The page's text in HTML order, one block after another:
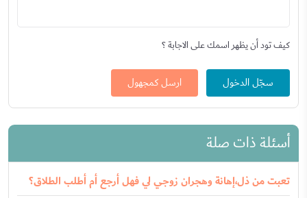
كيف تود أن يظهر اسمك على الاجابة ؟
سجّل الدخول ارسل كمجهول
أسئلة ذات صلة
تعبت من ذل،إهانة وهجران زوجي لي فهل أرجع أم أطلب الطلاق؟